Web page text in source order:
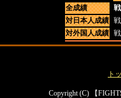
全成績
対日本人成績
対外国人成績
ト
Copyright (C) 【